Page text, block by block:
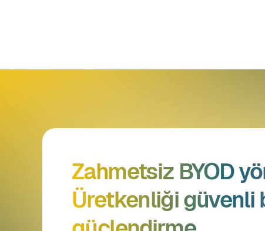
Zahmetsiz BYOD
Üretkenliği güvenli